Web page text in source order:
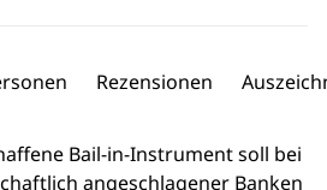
Rezensionen
Bail-in-Instrument soll bei
angeschlagener Banken